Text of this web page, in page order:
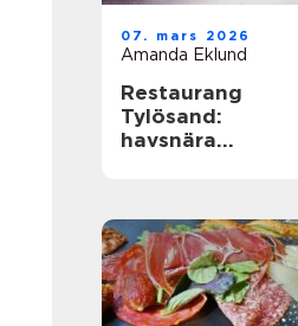
07. mars 2026
Amanda Eklund
Restaurang
Tylösand:
havsnära